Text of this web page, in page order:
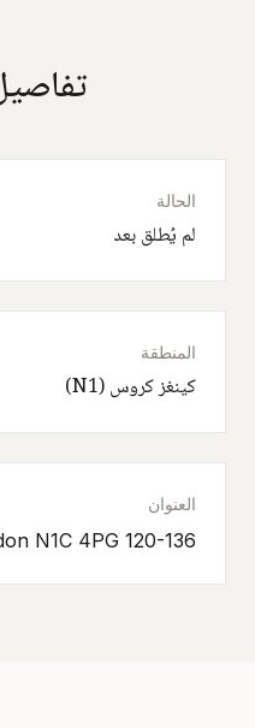
الحالة
لم يُطلق بعد
المنطقة
كينغز كروس (N1)
العنوان
120-136 Camley Street, London N1C 4PG